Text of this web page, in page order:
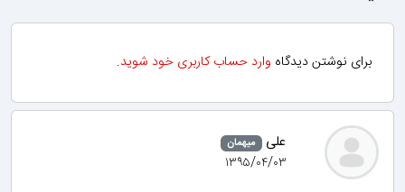
برای نوشتن دیدگاه وارد حساب کاربری خود شوید.
علی میهمان
۱۳۹۵/۰۴/۰۳